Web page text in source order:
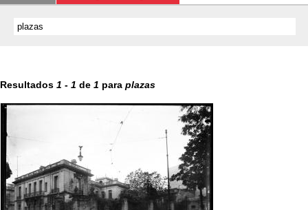
Resultados 1 - 1 de 1 para plazas